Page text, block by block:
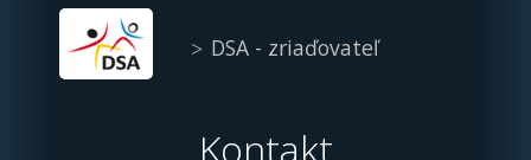
DSA - zriaďovateľ
Kontakt